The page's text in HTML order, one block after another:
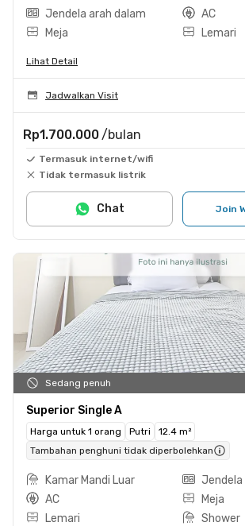
Jendela arah dalam
AC
Meja
Lemari
Lihat Detail
Jadwalkan Visit
Rp1.700.000 /bulan
Termasuk internet/wifi
Tidak termasuk listrik
Join
Chat
Sedang penuh
Superior Single A
Harga untuk 1 orang Putri
12.4 m²
Tambahan penghuni tidak diperbolehkan
Kamar Mandi Luar
Jendela
AC
Meja
Lemari
Shower